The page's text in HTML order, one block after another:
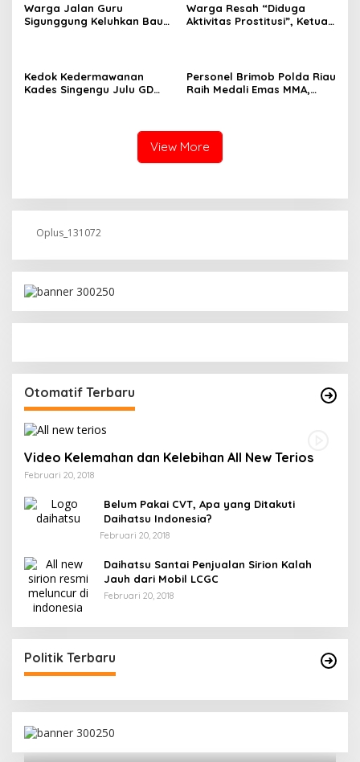
Warga Jalan Guru
Sigunggung Keluhkan Bau
Warga Resah “Diduga
Aktivitas Prostitusi”, Ketua
Jalan Tanjung Datuk
Kedok Kedermawanan
Kades Singengu Julu GD
Personel Brimob Polda Riau
Raih Medali Emas MMA,
View More
Oplus_131072
Otomatif Terbaru
Video Kelemahan dan Kelebihan All New Terios
Februari 20, 2018
Belum Pakai CVT, Apa yang Ditakuti
Daihatsu Indonesia?
Februari 20, 2018
Daihatsu Santai Penjualan Sirion Kalah
Jauh dari Mobil LCGC
Februari 20, 2018
Politik Terbaru